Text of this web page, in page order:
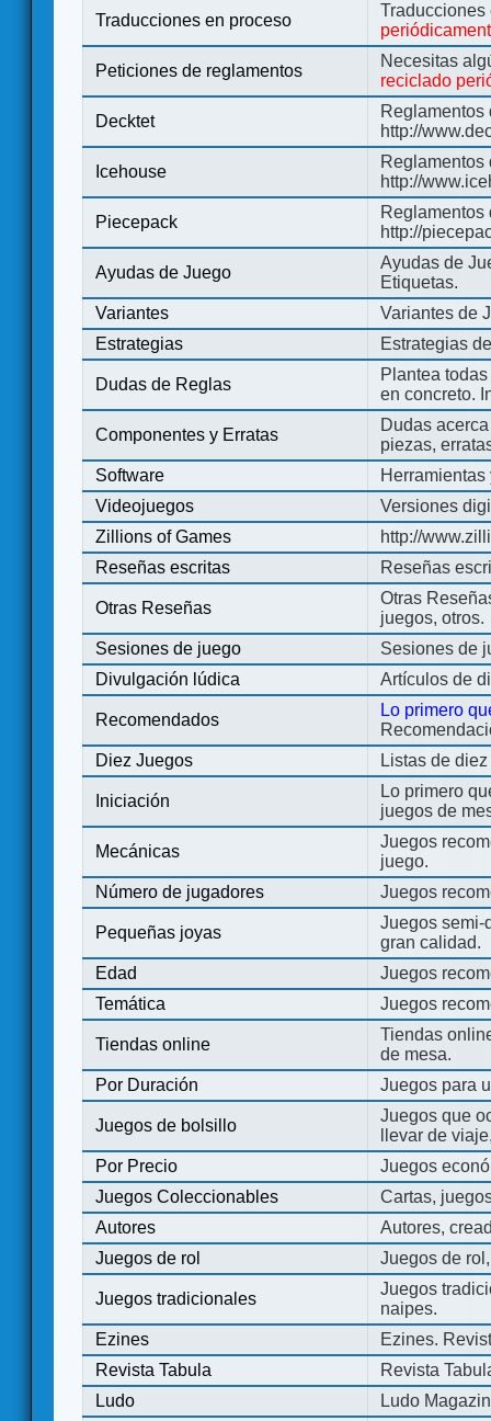
Traducciones en proceso
Peticiones de reglamentos
Necesitas
reciclado
Decktet
Reglamentos
http://
Icehouse
Reglamentos
http://
Piecepack
Reglamentos
http://
Ayudas de Juego
Ayudas de
Etiquetas.
Variantes
Variantes de
Estrategias
Estrategias
Dudas de Reglas
Plantea
en concreto.
Componentes y Erratas
Dudas
piezas,
Software
Videojuegos
Versiones
Zillions of Games
http://
Reseñas escritas
Reseñas
Otras Reseñas
Otras
juegos, otros.
Sesiones de juego
Sesiones de
Divulgación lúdica
Artículos de
Recomendados
Lo primero
Diez Juegos
Listas de
Iniciación
Lo primero
juegos de
Mecánicas
Juegos
juego.
Número de jugadores
Juegos
Pequeñas joyas
Juegos semi-
gran calidad.
Edad
Juegos
Temática
Juegos
Tiendas online
Tiendas
de mesa.
Por Duración
Juegos para
Juegos de bolsillo
Juegos que
llevar de
Por Precio
Juegos
Juegos Coleccionables
Cartas,
Autores
Autores,
Juegos de rol
Juegos de
Juegos tradicionales
Juegos
naipes.
Ezines
Ezines.
Revista Tabula
Revista
Ludo
Ludo